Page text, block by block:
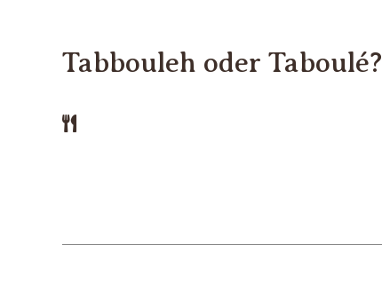
Tabbouleh oder Taboulé?